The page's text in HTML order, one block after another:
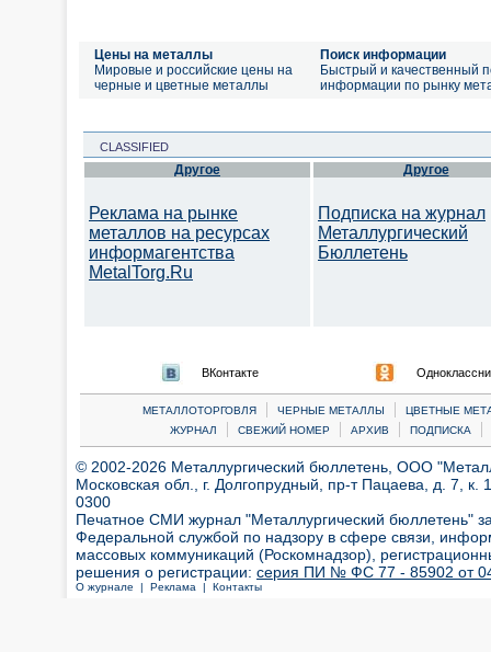
Цены на металлы
Мировые и российские цены на
черные и цветные металлы
Поиск информации
Быстрый и качественный
информации по рынку
CLASSIFIED
Другое
Реклама на рынке
металлов на ресурсах
информагентства
MetalTorg.Ru
Другое
Подписка на журнал
Металлургический
Бюллетень
ВКонтакте
МЕТАЛЛОТОРГОВЛЯ | ЧЕРНЫЕ МЕТАЛЛЫ |
ЦВЕТНЫЕ
ЖУРНАЛ
| СВЕЖИЙ НОМЕР | АРХИВ | ПОДПИСКА |
© 2002-2026 Металлургический бюллетень, ООО
Московская обл., г. Долгопрудный, пр-т Пацаева, д. 7,
0300
Печатное СМИ журнал "Металлургический бюллетень"
Федеральной службой по надзору в сфере связи,
массовых коммуникаций (Роскомнадзор),
решения о регистрации: серия ПИ № ФС 77 - 85902 от 04
О журнале | Реклама | Контакты